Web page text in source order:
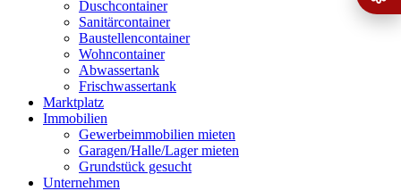
Duschcontainer
Sanitärcontainer
Baustellencontainer
Wohncontainer
Abwassertank
Frischwassertank
Marktplatz
Immobilien
Gewerbeimmobilien mieten
Garagen/Halle/Lager mieten
Grundstück gesucht
Unternehmen